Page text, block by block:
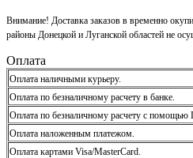
Внимание! Доставка заказов в временно
районы Донецкой и Луганской областей не
Оплата
Оплата наличными курьеру.
Оплата по безналичному расчету в банке.
Оплата по безналичному расчету с помощью
Оплата наложенным платежом.
Оплата картами Visa/MasterCard.